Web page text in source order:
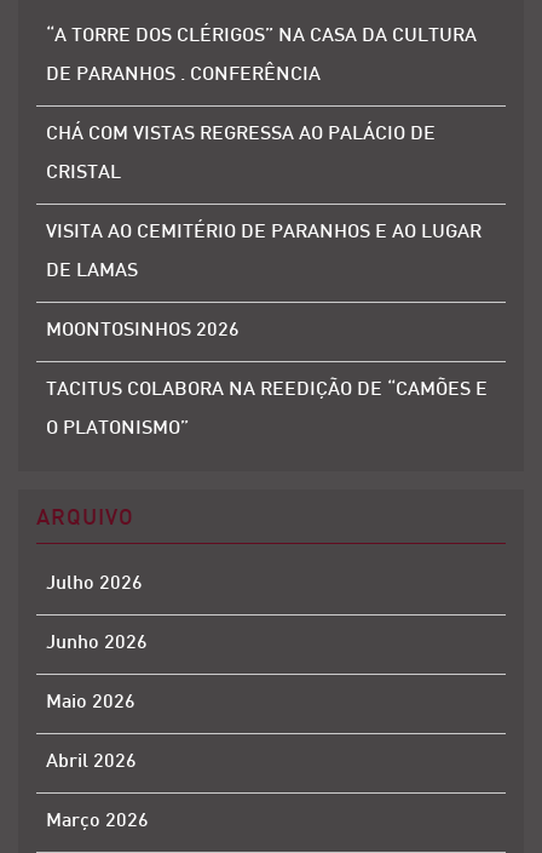
“A TORRE DOS CLÉRIGOS” NA CASA DA CULTURA
DE PARANHOS . CONFERÊNCIA
CHÁ COM VISTAS REGRESSA AO PALÁCIO DE
CRISTAL
VISITA AO CEMITÉRIO DE PARANHOS E AO LUGAR
DE LAMAS
MOONTOSINHOS 2026
TACITUS COLABORA NA REEDIÇÃO DE “CAMÕES E
O PLATONISMO”
ARQUIVO
Julho 2026
Junho 2026
Maio 2026
Abril 2026
Março 2026